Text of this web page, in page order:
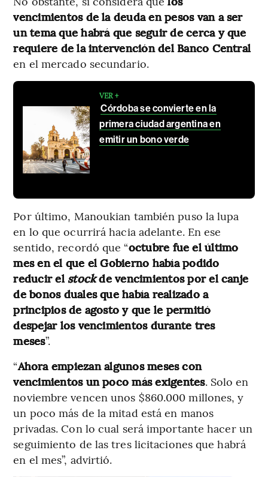
vencimientos de la deuda en pesos van a ser
un tema que habrá que seguir de cerca y que
requiere de la intervención del Banco Central
en el mercado secundario.
VER +
Córdoba se convierte en la
primera ciudad argentina en
emitir un bono verde
Por último, Manoukian también puso la lupa
en lo que ocurrirá hacia adelante. En ese
sentido, recordó que “octubre fue el último
mes en el que el Gobierno había podido
reducir el stockde vencimientos por el canje
de bonos duales que había realizado a
principios de agosto y que le permitió
despejar los vencimientos durante tres
meses”.
“Ahora empiezan algunos meses con
vencimientos un poco más exigentes. Solo en
noviembre vencen unos $860.000 millones, y
un poco más de la mitad está en manos
privadas. Con lo cual será importante hacer un
seguimiento de las tres licitaciones que habrá
en el mes”, advirtió.